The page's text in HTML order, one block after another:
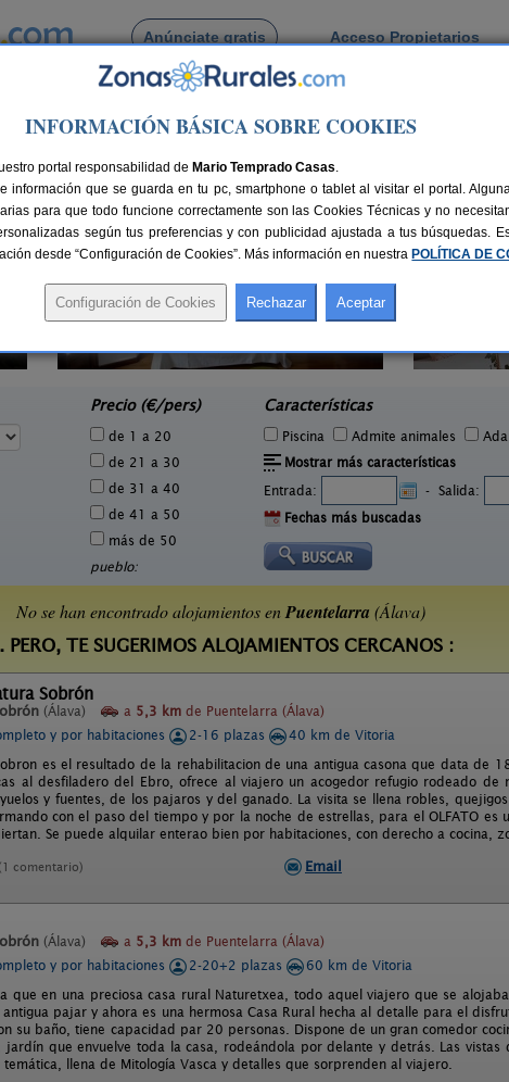
Anúnciate gratis Acceso Propietarios
Busca por pueblo
La Molinera Etxea
Precio (€/pers)
de 1 a 20
de 21 a 30
de 31 a 40
de 41 a 50
más de 50
pueblo:
Características
Piscina Admite animales
Mostrar más características
Entrada:
- Salida:
Fechas más buscadas
No se han encontrado alojamientos enPuentelarra (Álava)
PERO, TE SUGERIMOS ALOJAMIENTOS CERCANOS :
Sobrón
(Álava) a 5,3 km de Puentelarra (Álava)
y por habitaciones
2-16 plazas
40 km de Vitoria
es el resultado de la rehabilitacion de una antigua casona que data de
al desfiladero del Ebro, ofrece al viajero un acogedor refugio rodeado de
y fuentes, de los pajaros y del ganado. La visita se llena robles,
con el paso del tiempo y por la noche de estrellas, para el OLFATO es
Se puede alquilar enterao bien por habitaciones, con derecho a cocina,
(1 comentario) Email
(Álava) a 5,3 km de Puentelarra (Álava)
y por habitaciones
2-20+2 plazas
60 km de Vitoria
que en una preciosa casa rural Naturetxea, todo aquel viajero que se
pajar y ahora es una hermosa Casa Rural hecha al detalle para el
su baño, tiene capacidad par 20 personas. Dispone de un gran comedor
que envuelve toda la casa, rodeándola por delante y detrás. Las vistas
temática, llena de Mitología Vasca y detalles que sorprenden al viajero.
INFORMACIÓN BÁSICA SOBRE COOKIES
portal responsabilidad de Mario Temprado Casas.
que se guarda en tu pc, smartphone o tablet al visitar el portal.
para que todo funcione correctamente son las Cookies Técnicas y no
según tus preferencias y con publicidad ajustada a tus búsquedas.
desde “Configuración de Cookies”. Más información en nuestra POLÍTICA DE